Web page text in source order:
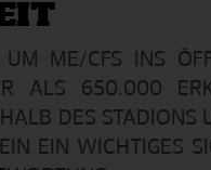
ME/CFS INS
ALS 650.000
DES STADIONS
EIN WICHTIGES